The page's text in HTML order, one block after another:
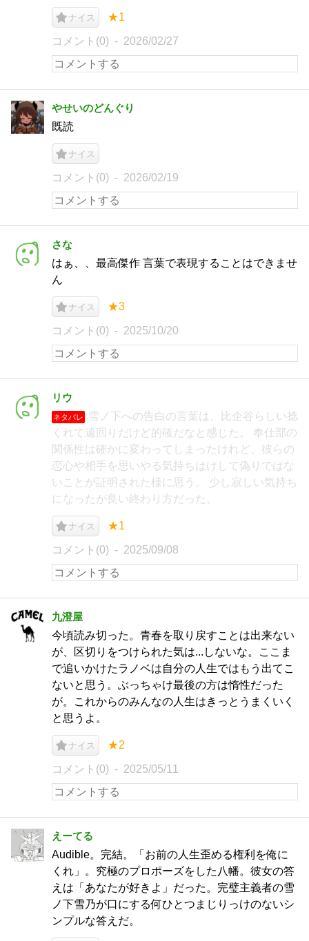
ナイス ★1
コメント(0) 2026/02/27
やせいのどんぐり
既読
ナイス
コメント(0) 2026/02/19
さな
はぁ、、最高傑作 言葉で表現することはできませ
ん
ナイス ★3
コメント(0) 2025/10/20
リウ
ネタバレ
雪ノ下への告白の言葉は、比企谷らしい捻
くれて遠回りだけど的確だなと感じた。 奉仕部の
関係性は確かに変わってしまったけれど、彼らの
恋心や相手を思いやる気持ちはけして偽りではな
いことが証明された様に思う。 少し寂しい気持ち
になったが良い終わり方だった。
ナイス ★1
コメント(0) 2025/09/08
九澄屋
今頃読み切った。青春を取り戻すことは出来ない
が、区切りをつけられた気は...しないな。ここま
で追いかけたラノベは自分の人生ではもう出てこ
ないと思う。ぶっちゃけ最後の方は惰性だった
が。これからのみんなの人生はきっとうまくいく
と思うよ。
ナイス ★2
コメント(0) 2025/05/11
えーてる
Audible。完結。「お前の人生歪める権利を俺に
くれ」。究極のプロポーズをした八幡。彼女の答
えは「あなたが好きよ」だった。完璧主義者の雪
ノ下雪乃が口にする何ひとつまじりっけのないシ
ンプルな答えだ。